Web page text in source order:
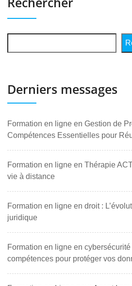
Derniers messages
Formation en ligne en Gestion de
Compétences Essentielles pour
Formation en ligne en Thérapie
vie à distance
Formation en ligne en droit :
juridique
Formation en ligne en
compétences pour protéger vos